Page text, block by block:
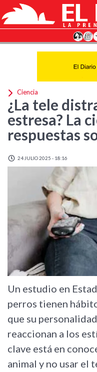
Ciencia
¿La tele
estresa? La
respuestas
24 JULIO 2025 - 18:16
Un estudio en
perros tienen
que su
reaccionan a los
clave está en
animal y no usar el